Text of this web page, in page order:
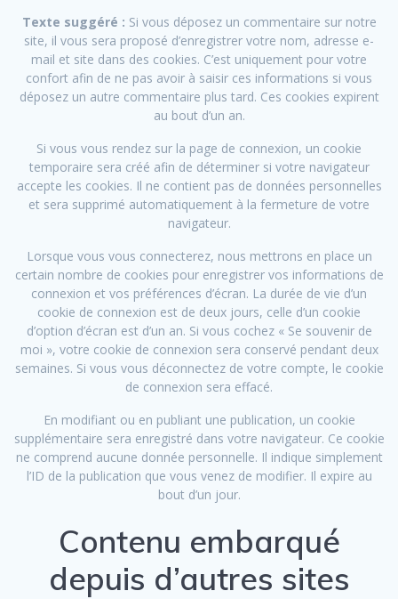
Texte suggéré : Si vous déposez un commentaire sur notre
site, il vous sera proposé d’enregistrer votre nom, adresse e-
mail et site dans des cookies. C’est uniquement pour votre
confort afin de ne pas avoir à saisir ces informations si vous
déposez un autre commentaire plus tard. Ces cookies expirent
au bout d’un an.
Si vous vous rendez sur la page de connexion, un cookie
temporaire sera créé afin de déterminer si votre navigateur
accepte les cookies. Il ne contient pas de données personnelles
et sera supprimé automatiquement à la fermeture de votre
navigateur.
Lorsque vous vous connecterez, nous mettrons en place un
certain nombre de cookies pour enregistrer vos informations de
connexion et vos préférences d’écran. La durée de vie d’un
cookie de connexion est de deux jours, celle d’un cookie
d’option d’écran est d’un an. Si vous cochez « Se souvenir de
moi », votre cookie de connexion sera conservé pendant deux
semaines. Si vous vous déconnectez de votre compte, le cookie
de connexion sera effacé.
En modifiant ou en publiant une publication, un cookie
supplémentaire sera enregistré dans votre navigateur. Ce cookie
ne comprend aucune donnée personnelle. Il indique simplement
l’ID de la publication que vous venez de modifier. Il expire au
bout d’un jour.
Contenu embarqué
depuis d’autres sites